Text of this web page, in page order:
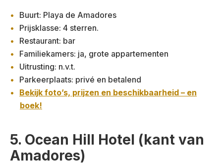
Buurt: Playa de Amadores
Prijsklasse: 4 sterren.
Restaurant: bar
Familiekamers: ja, grote appartementen
Uitrusting: n.v.t.
Parkeerplaats: privé en betalend
Bekijk foto’s, prijzen en beschikbaarheid – en
boek!
5. Ocean Hill Hotel (kant van
Amadores)